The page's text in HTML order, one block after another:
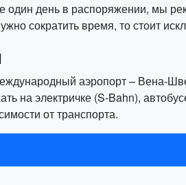
один день в распоряжении, мы
сократить время, то стоит
аэропорт – Вена-
на электричке (S-Bahn),
от транспорта.